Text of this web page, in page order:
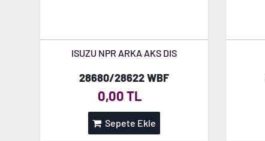
ISUZU NPR ARKA AKS DIS
28680/28622 WBF
0,00 TL
Sepete Ekle